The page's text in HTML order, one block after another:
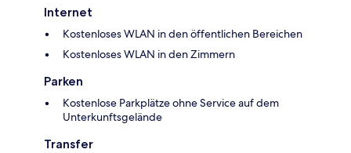
Internet
Kostenloses WLAN in den öffentlichen Bereichen
Kostenloses WLAN in den Zimmern
Parken
Kostenlose Parkplätze ohne Service auf dem
Unterkunftsgelände
Transfer